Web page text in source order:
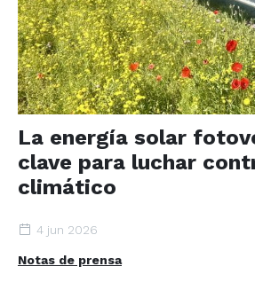
La energía solar
clave para luchar
climático
4 jun 2026
Notas de prensa